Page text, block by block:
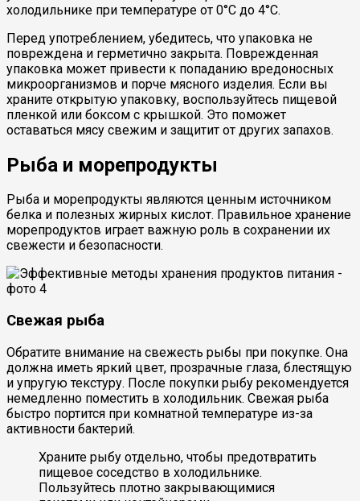
холодильнике при температуре от 0°C до 4°C.
Перед употреблением, убедитесь, что упаковка не
повреждена и герметично закрыта. Поврежденная
упаковка может привести к попаданию вредоносных
микроорганизмов и порче мясного изделия. Если вы
храните открытую упаковку, воспользуйтесь пищевой
пленкой или боксом с крышкой. Это поможет
оставаться мясу свежим и защитит от других запахов.
Рыба и морепродукты
Рыба и морепродукты являются ценным источником
белка и полезных жирных кислот. Правильное хранение
морепродуктов играет важную роль в сохранении их
свежести и безопасности.
Свежая рыба
Обратите внимание на свежесть рыбы при покупке. Она
должна иметь яркий цвет, прозрачные глаза, блестящую
и упругую текстуру. После покупки рыбу рекомендуется
немедленно поместить в холодильник. Свежая рыба
быстро портится при комнатной температуре из-за
активности бактерий.
Храните рыбу отдельно, чтобы предотвратить
пищевое соседство в холодильнике.
Пользуйтесь плотно закрывающимися